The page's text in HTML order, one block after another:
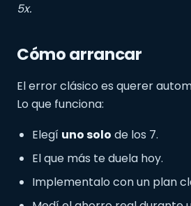
5x.
Cómo arrancar
El error clásico es querer
Lo que funciona:
Elegí uno solo de los 7.
El que más te duela hoy.
Implementalo con un plan